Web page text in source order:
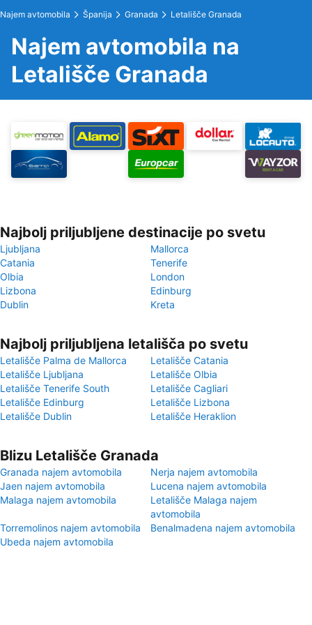
Najem avtomobila Španija Granada Letališče Granada
Najem avtomobila na
Letališče Granada
Najbolj priljubljene destinacije po svetu
Ljubljana
Mallorca
Catania
Tenerife
Olbia
London
Lizbona
Edinburg
Dublin
Kreta
Najbolj priljubljena letališča po svetu
Letališče Palma de Mallorca
Letališče Catania
Letališče Ljubljana
Letališče Olbia
Letališče Tenerife South
Letališče Cagliari
Letališče Edinburg
Letališče Lizbona
Letališče Dublin
Letališče Heraklion
Blizu Letališče Granada
Granada najem avtomobila
Nerja najem avtomobila
Jaen najem avtomobila
Lucena najem avtomobila
Malaga najem avtomobila
Letališče Malaga najem
avtomobila
Torremolinos najem avtomobila
Benalmadena najem avtomobila
Ubeda najem avtomobila